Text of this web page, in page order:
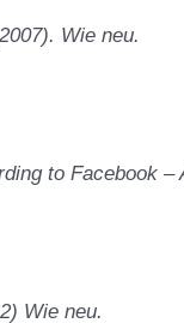
Wie neu.
to Facebook –
Wie neu.